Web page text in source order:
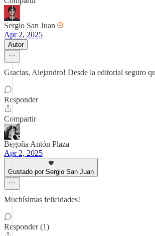
Sergio San Juan
Apr 2, 2025
Autor
Gracias, Alejandro! Desde la editorial seguro
Responder
Compartir
Begoña Antón Plaza
Apr 2, 2025
Gustado por Sergio San Juan
Muchísimas felicidades!
Responder (1)